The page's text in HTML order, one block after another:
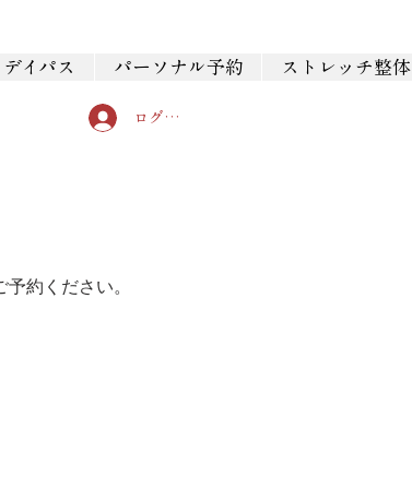
デイパス パーソナル予約 ストレッチ整体
ログイン
約ください。